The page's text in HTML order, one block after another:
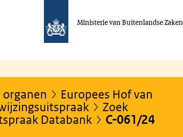
Ministerie van Buitenlandse Zaken
Europees Hof van
Zoek
Databank
C-061/24